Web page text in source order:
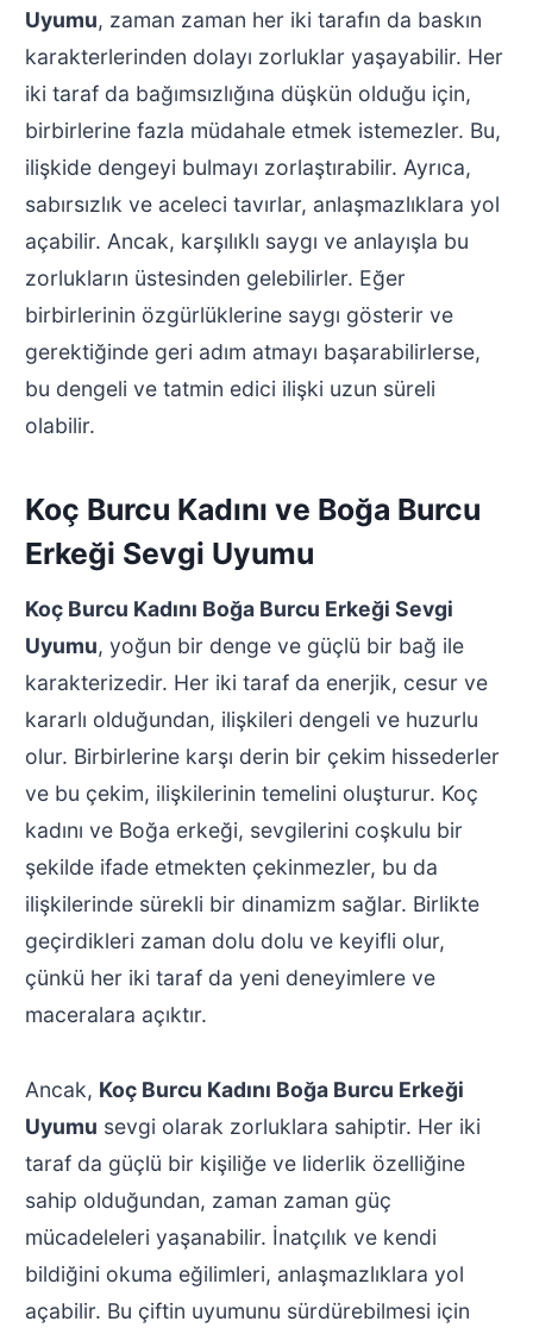
Uyumu, zaman zaman her iki tarafın da baskın
karakterlerinden dolayı zorluklar yaşayabilir. Her
iki taraf da bağımsızlığına düşkün olduğu için,
birbirlerine fazla müdahale etmek istemezler. Bu,
ilişkide dengeyi bulmayı zorlaştırabilir. Ayrıca,
sabırsızlık ve aceleci tavırlar, anlaşmazlıklara yol
açabilir. Ancak, karşılıklı saygı ve anlayışla bu
zorlukların üstesinden gelebilirler. Eğer
birbirlerinin özgürlüklerine saygı gösterir ve
gerektiğinde geri adım atmayı başarabilirlerse,
bu dengeli ve tatmin edici ilişki uzun süreli
olabilir.
Koç Burcu Kadını ve Boğa Burcu
Erkeği Sevgi Uyumu
Koç Burcu Kadını Boğa Burcu Erkeği Sevgi
Uyumu, yoğun bir denge ve güçlü bir bağ ile
karakterizedir. Her iki taraf da enerjik, cesur ve
kararlı olduğundan, ilişkileri dengeli ve huzurlu
olur. Birbirlerine karşı derin bir çekim hissederler
ve bu çekim, ilişkilerinin temelini oluşturur. Koç
kadını ve Boğa erkeği, sevgilerini coşkulu bir
şekilde ifade etmekten çekinmezler, bu da
ilişkilerinde sürekli bir dinamizm sağlar. Birlikte
geçirdikleri zaman dolu dolu ve keyifli olur,
çünkü her iki taraf da yeni deneyimlere ve
maceralara açıktır.
Ancak, Koç Burcu Kadını Boğa Burcu Erkeği
Uyumu sevgi olarak zorluklara sahiptir. Her iki
taraf da güçlü bir kişiliğe ve liderlik özelliğine
sahip olduğundan, zaman zaman güç
mücadeleleri yaşanabilir. İnatçılık ve kendi
bildiğini okuma eğilimleri, anlaşmazlıklara yol
açabilir. Bu çiftin uyumunu sürdürebilmesi için